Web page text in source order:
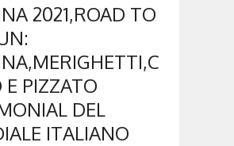
2021,ROAD TO
PIZZATO
DEL
ITALIANO